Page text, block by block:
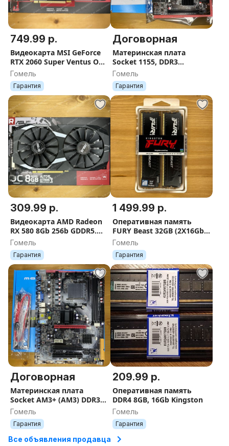
749.99 р.
Видеокарта MSI GeForce
RTX 2060 Super Ventus OC
8GB GDDR6 Гарантия
Гомель
Гарантия
Договорная
Материнская плата
Socket 1155, DDR3
гарантия
Гомель
Гарантия
309.99 р.
Видеокарта AMD Radeon
RХ 580 8Gb 256b GDDR5.
Гарантия
Гомель
Гарантия
1 499.99 р.
Оперативная память
FURY Beast 32GB (2X16Gb
Kit) DDR5 6000МГц
Гомель
Гарантия
Договорная
Материнская плата
Socket AM3+ (АМ3) DDR3
Гарантия
Гомель
Гарантия
209.99 р.
Оперативная память
DDR4 8GB, 16Gb Kingston
Гомель
Гарантия
Все объявления продавца